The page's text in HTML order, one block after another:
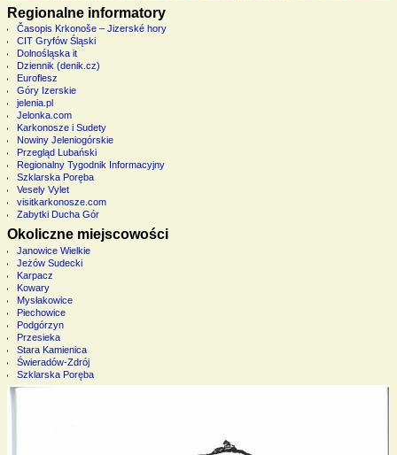
Regionalne informatory
Časopis Krkonoše – Jizerské hory
CIT Gryfów Śląski
Dolnośląska it
Dziennik (denik.cz)
Euroflesz
Góry Izerskie
jelenia.pl
Jelonka.com
Karkonosze i Sudety
Nowiny Jeleniogórskie
Przegląd Lubański
Regionalny Tygodnik Informacyjny
Szklarska Poręba
Vesely Vylet
visitkarkonosze.com
Zabytki Ducha Gór
Okoliczne miejscowości
Janowice Wielkie
Jeżów Sudecki
Karpacz
Kowary
Mysłakowice
Piechowice
Podgórzyn
Przesieka
Stara Kamienica
Świeradów-Zdrój
Szklarska Poręba